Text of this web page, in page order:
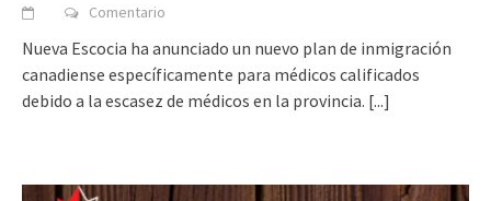
Comentario
Nueva Escocia ha anunciado un nuevo plan de inmigración
canadiense específicamente para médicos calificados
debido a la escasez de médicos en la provincia. [...]